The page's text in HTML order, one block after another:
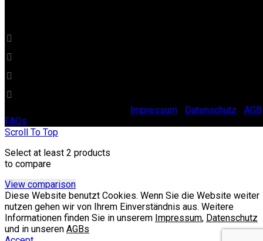
Impressum Datenschutz AGB
FAQs
Scroll To Top
Select at least 2 products
to compare
View comparison
Diese Website benutzt Cookies. Wenn Sie die Website weiter
nutzen gehen wir von Ihrem Einverständnis aus. Weitere
Informationen finden Sie in unserem Impressum, Datenschutz
und in unseren AGBs